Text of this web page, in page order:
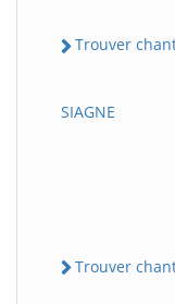
Trouver
SIAGNE
Trouver